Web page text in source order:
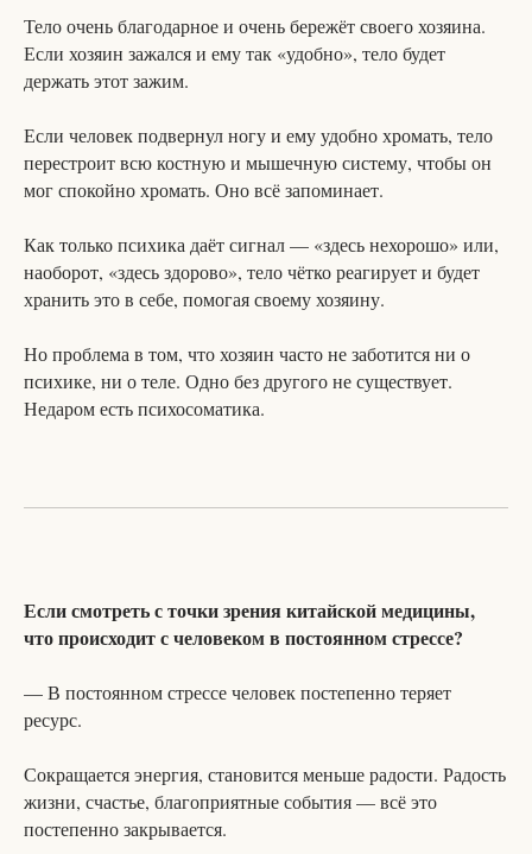
Тело очень благодарное и очень бережёт своего хозяина.
Если хозяин зажался и ему так «удобно», тело будет
держать этот зажим.
Если человек подвернул ногу и ему удобно хромать, тело
перестроит всю костную и мышечную систему, чтобы он
мог спокойно хромать. Оно всё запоминает.
Как только психика даёт сигнал — «здесь нехорошо» или,
наоборот, «здесь здорово», тело чётко реагирует и будет
хранить это в себе, помогая своему хозяину.
Но проблема в том, что хозяин часто не заботится ни о
психике, ни о теле. Одно без другого не существует.
Недаром есть психосоматика.
Если смотреть с точки зрения китайской медицины,
что происходит с человеком в постоянном стрессе?
— В постоянном стрессе человек постепенно теряет
ресурс.
Сокращается энергия, становится меньше радости. Радость
жизни, счастье, благоприятные события — всё это
постепенно закрывается.